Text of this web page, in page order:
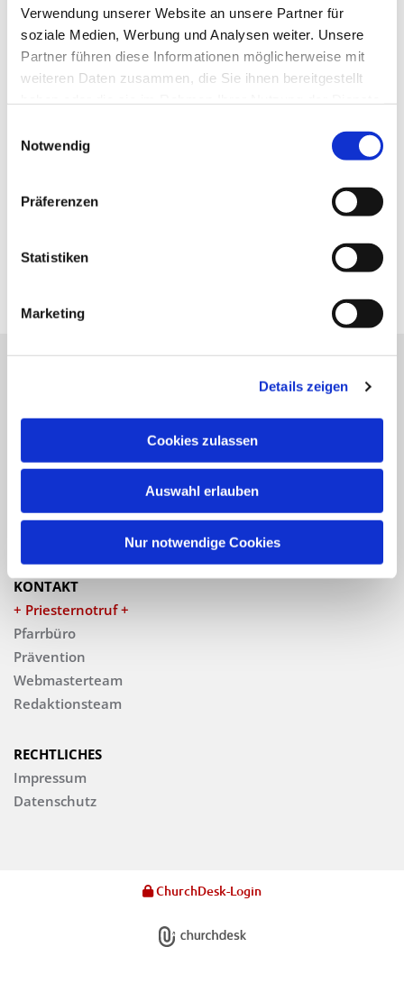
Verwendung unserer Website an unsere Partner für
soziale Medien, Werbung und Analysen weiter. Unsere
Partner führen diese Informationen möglicherweise mit
weiteren Daten zusammen, die Sie ihnen bereitgestellt
Notwendig
Präferenzen
Statistiken
Marketing
Details zeigen
Cookies zulassen
Auswahl erlauben
Nur notwendige Cookies
Pfarrei St. Benedikt Teltow-Fläming
Gottesdienste
KONTAKT
+ Priesternotruf +
Pfarrbüro
Prävention
Webmasterteam
Redaktionsteam
RECHTLICHES
Impressum
Datenschutz
ChurchDesk-Login